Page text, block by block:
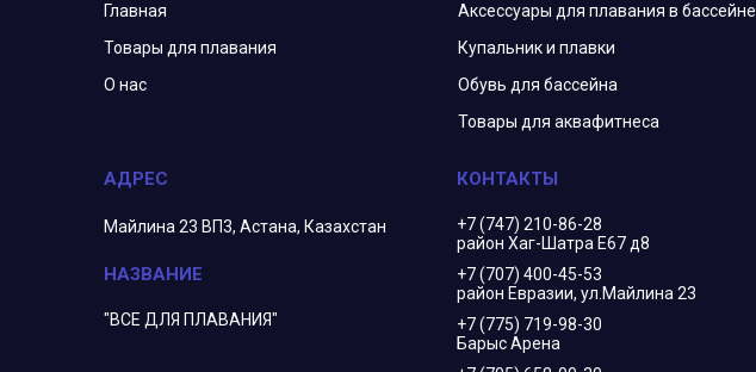
Главная
Товары для плавания
О нас
Аксессуары для плавания в бассейне
Купальник и плавки
Обувь для бассейна
Товары для аквафитнеса
Майлина 23 ВП3, Астана, Казахстан
"ВСЕ ДЛЯ ПЛАВАНИЯ"
+7 (747) 210-86-28
район Хаг-Шатра Е67 д8
+7 (707) 400-45-53
район Евразии, ул.Майлина 23
+7 (775) 719-98-30
Барыс Арена